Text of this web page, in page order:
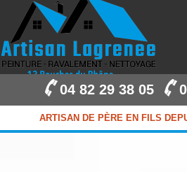
04 82 29 38 05
ARTISAN DE PÈRE EN FILS